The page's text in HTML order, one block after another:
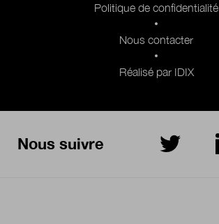
Nous suivre sur Twitter
Politique de confidentialité
Nous contacter
Réalisé par IDIX